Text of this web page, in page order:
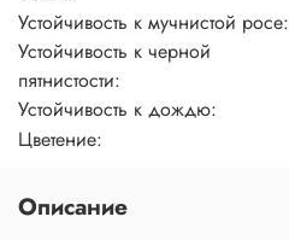
Устойчивость к мучнистой росе:
Устойчивость к черной
пятнистости:
Устойчивость к дождю:
Цветение:
Описание